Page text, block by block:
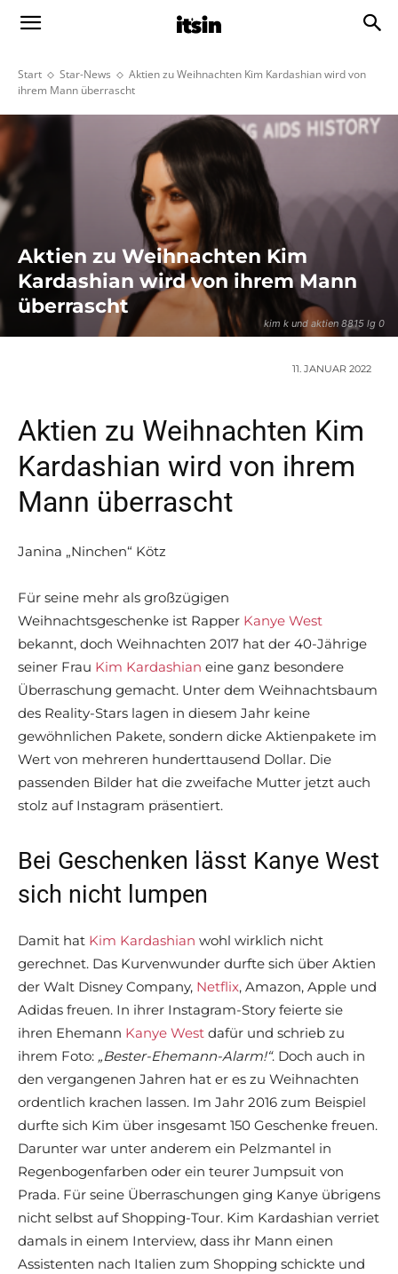
Start Star-News
Aktien zu Weihnachten Kim Kardashian wird von
ihrem Mann überrascht
kim k und aktien 8815 lg 0
Aktien zu Weihnachten Kim
Kardashian wird von ihrem Mann
überrascht
11. JANUAR 2022
Aktien zu Weihnachten Kim
Kardashian wird von ihrem
Mann überrascht
Janina „Ninchen“ Kötz
Für seine mehr als großzügigen
Weihnachtsgeschenke ist Rapper Kanye West
bekannt, doch Weihnachten 2017 hat der 40-Jährige
seiner Frau Kim Kardashian eine ganz besondere
Überraschung gemacht. Unter dem Weihnachtsbaum
des Reality-Stars lagen in diesem Jahr keine
gewöhnlichen Pakete, sondern dicke Aktienpakete im
Wert von mehreren hunderttausend Dollar. Die
passenden Bilder hat die zweifache Mutter jetzt auch
stolz auf Instagram präsentiert.
Bei Geschenken lässt Kanye West
sich nicht lumpen
Damit hat Kim Kardashian wohl wirklich nicht
gerechnet. Das Kurvenwunder durfte sich über Aktien
der Walt Disney Company, Netflix, Amazon, Apple und
Adidas freuen. In ihrer Instagram-Story feierte sie
ihren Ehemann Kanye West dafür und schrieb zu
ihrem Foto: „Bester-Ehemann-Alarm!“. Doch auch in
den vergangenen Jahren hat er es zu Weihnachten
ordentlich krachen lassen. Im Jahr 2016 zum Beispiel
durfte sich Kim über insgesamt 150 Geschenke freuen.
Darunter war unter anderem ein Pelzmantel in
Regenbogenfarben oder ein teurer Jumpsuit von
Prada. Für seine Überraschungen ging Kanye übrigens
nicht selbst auf Shopping-Tour. Kim Kardashian verriet
damals in einem Interview, dass ihr Mann einen
Assistenten nach Italien zum Shopping schickte und